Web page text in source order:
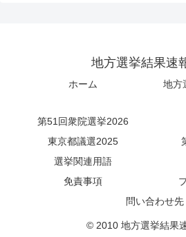
地方選挙結果速
ホーム
地方
第51回衆院選挙2026
東京都議選2025
選挙関連用語
免責事項
問い合わせ先
© 2010 地方選挙結果